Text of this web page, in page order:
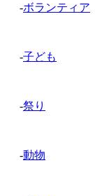
-ボランティア
-子ども
-祭り
-動物